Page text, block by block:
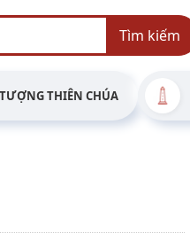
Tìm kiếm
TƯỢNG THIÊN CHÚA